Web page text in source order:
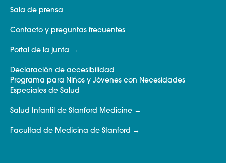
Sala de prensa
Contacto y preguntas frecuentes
Portal de la junta
Declaración de accesibilidad
Programa para Niños y Jóvenes con Necesidades
Especiales de Salud
Salud Infantil de Stanford Medicine
Facultad de Medicina de Stanford